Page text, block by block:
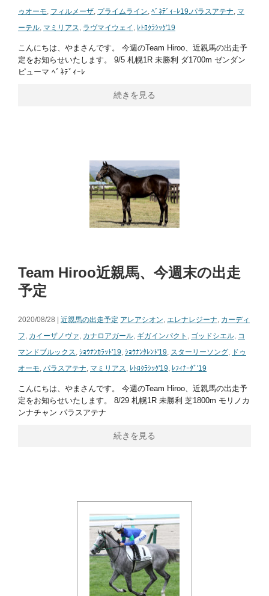
ゥオーモ フィルメーザ プライムライン ﾍﾞﾈﾃﾞｨｰﾚ19.パラスアテナ マ
ーテル マミリアス ラヴマイウェイ ﾚﾄﾛｸﾗｼｯｸ'19
こんにちは、やまさんです。 今週のTeam Hiroo、近親馬の出走予
定をお知らせいたします。 9/5 札幌1R 未勝利 ダ1700m ゼンダン
ピューマ ﾍﾞﾈﾃﾞｨｰﾚ
続きを見る
Team Hiroo近親馬、今週末の出走
予定
2020/08/28 | 近親馬の出走予定 アレアシオン, エレナレジーナ, カーディ
フ, カイーザノヴァ, カナロアガール, ギガインパクト , ゴッドシエル, コ
マンドブルックス, ｼｮｳﾅﾝｶﾗｯﾄ'19, ｼｮｳﾅﾝﾀﾚﾝﾄ'19, スターリーソング, ドゥ
オーモ, パラスアテナ, マミリアス, ﾚﾄﾛｸﾗｼｯｸ'19, ﾚﾌｨﾅｰﾀﾞ'19
こんにちは、やまさんです。 今週のTeam Hiroo、近親馬の出走予
定をお知らせいたします。 8/29 札幌1R 未勝利 芝1800m モリノカ
ンナチャン パラスアテナ
続きを見る